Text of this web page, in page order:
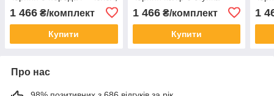
1 466 ₴/комплект
Купити
1 466₴/комплект
Купити
1
Про нас